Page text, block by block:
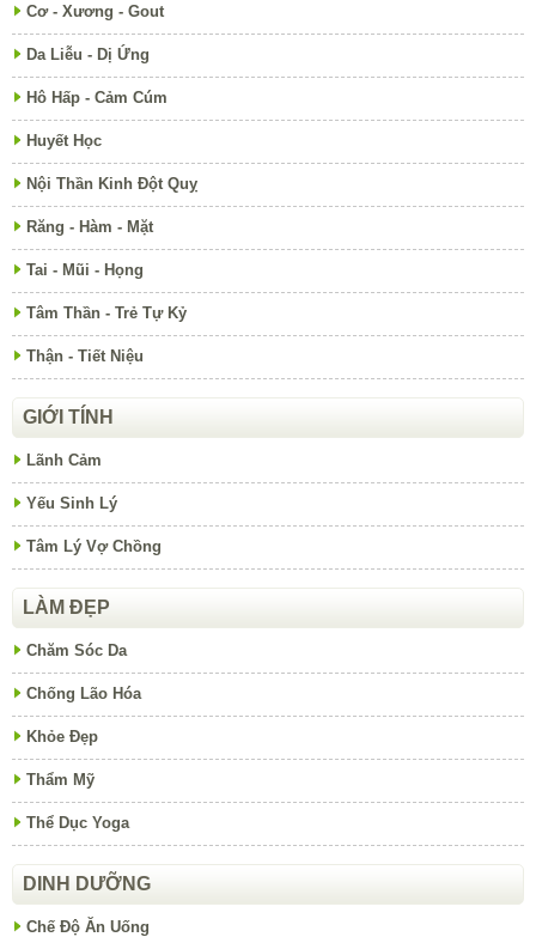
Cơ - Xương - Gout
Da Liễu - Dị Ứng
Hô Hấp - Cảm Cúm
Huyết Học
Nội Thần Kinh Đột Quỵ
Răng - Hàm - Mặt
Tai - Mũi - Họng
Tâm Thần - Trẻ Tự Kỷ
Thận - Tiết Niệu
GIỚI TÍNH
Lãnh Cảm
Yếu Sinh Lý
Tâm Lý Vợ Chồng
LÀM ĐẸP
Chăm Sóc Da
Chống Lão Hóa
Khỏe Đẹp
Thẩm Mỹ
Thể Dục Yoga
DINH DƯỠNG
Chế Độ Ăn Uống